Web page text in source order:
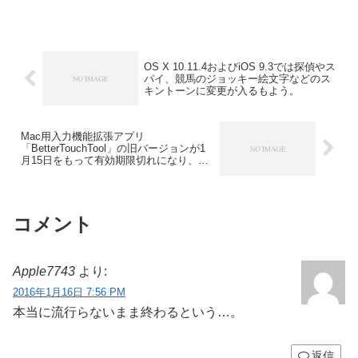
OS X 10.11.4およびiOS 9.3では探偵やス
パイ、競馬のジョッキー絵文字などのス
キントーンに変更が入るもよう。
Mac用入力機能拡張アプリ
「BetterTouchTool」の旧バージョンが1
月15日をもって有効期限切れになり、利
コメント
Apple7743 より:
2016年1月16日 7:56 PM
本当に流行らないまま終わるという…。